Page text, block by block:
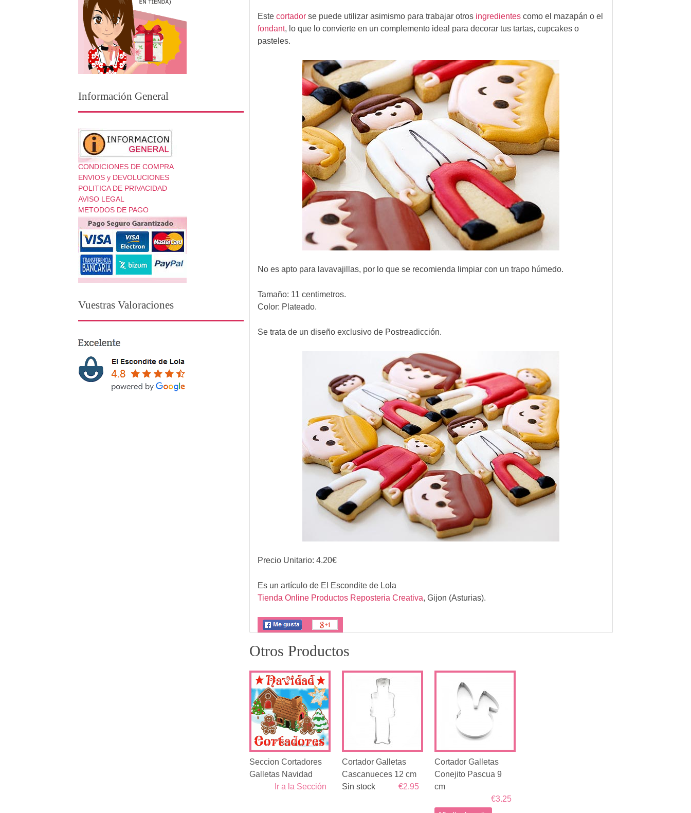
Este cortadorse puede utilizar asimismo para trabajar otros ingredientescomo el mazapán o el
fondant, lo que lo convierte en un complemento ideal para decorar tus tartas, cupcakes o
pasteles.
No es apto para lavavajillas, por lo que se recomienda limpiar con un trapo húmedo.
Tamaño: 11 centimetros.
Color: Plateado.
Se trata de un diseño exclusivo de Postreadicción.
Precio Unitario: 4.20€
Es un artículo de El Escondite de Lola
Tienda Online Productos Reposteria Creativa, Gijon (Asturias).
Otros Productos
Seccion Cortadores
Galletas Navidad
Ir a la Sección
Cortador Galletas
Cascanueces 12 cm
€2.95
Sin stock
Cortador Galletas
Conejito Pascua 9
cm
€3.25
Información General
CONDICIONES DE COMPRA
ENVIOS y DEVOLUCIONES
POLITICA DE PRIVACIDAD
AVISO LEGAL
METODOS DE PAGO
Vuestras Valoraciones